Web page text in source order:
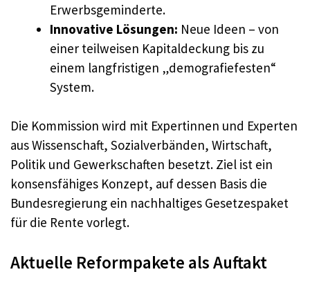
Erwerbsgeminderte.
Innovative Lösungen: Neue Ideen – von
einer teilweisen Kapitaldeckung bis zu
einem langfristigen „demografiefesten“
System.
Die Kommission wird mit Expertinnen und Experten
aus Wissenschaft, Sozialverbänden, Wirtschaft,
Politik und Gewerkschaften besetzt. Ziel ist ein
konsensfähiges Konzept, auf dessen Basis die
Bundesregierung ein nachhaltiges Gesetzespaket
für die Rente vorlegt.
Aktuelle Reformpakete als Auftakt